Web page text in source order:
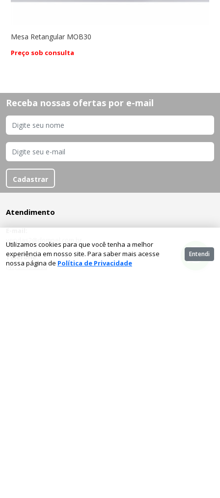
Mesa Retangular MOB30
Preço sob consulta
Receba nossas ofertas por e-mail
Cadastrar
Atendimento
E-mail:
vendas2@dompel.com.br
Telefone:
(47) 3348-3396
Utilizamos cookies para que você tenha a melhor
experiência em nosso site. Para saber mais acesse
nossa página de Política de Privacidade
Entendi